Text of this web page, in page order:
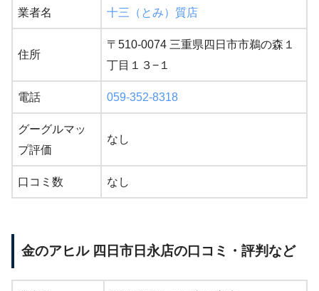
業者名 十三（とみ）質店
住所
〒510-0074 三重県四日市市鵜の森１
丁目１３−１
電話 059-352-8318
グーグルマッ
プ評価
なし
口コミ数 なし
金のアヒル 四日市日永店の口コミ・評判など